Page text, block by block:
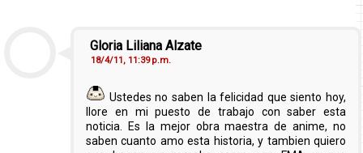
Gloria Liliana Alzate
18/4/11, 11:39 p.m.
Ustedes no saben la felicidad que siento hoy,
llore en mi puesto de trabajo con saber esta
noticia. Es la mejor obra maestra de anime, no
saben cuanto amo esta historia, y tambien quiero